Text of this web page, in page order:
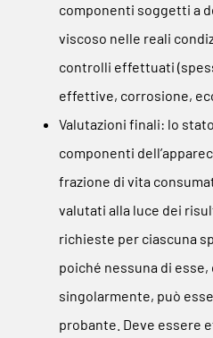
componenti soggetti a
viscoso nelle reali
controlli effettuati
effettive, corrosione,
Valutazioni finali: lo
componenti
frazione di vita
valutati alla luce dei
richieste per ciascuna
poiché nessuna di
singolarmente, può
probante. Deve essere